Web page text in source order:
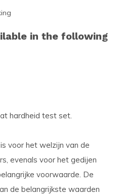
in the following
hardheid test set.
voor het welzijn van de
evenals voor het gedijen
voorwaarde. De
de belangrijkste waarden